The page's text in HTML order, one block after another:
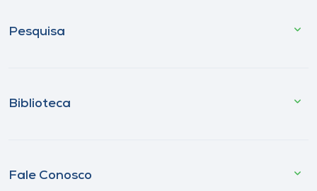
Pesquisa
Biblioteca
Fale Conosco